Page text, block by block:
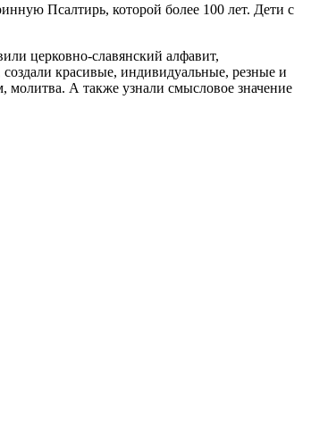
Псалтирь, которой более 100 лет. Дети с
церковно-славянский алфавит,
красивые, индивидуальные, резные и
А также узнали смысловое значение